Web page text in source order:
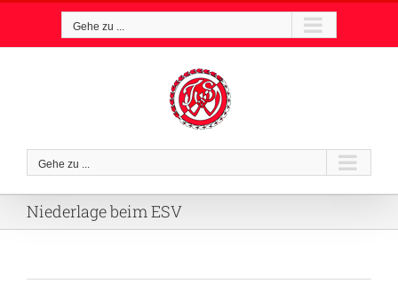
Gehe zu ...
Gehe zu ...
Niederlage beim ESV